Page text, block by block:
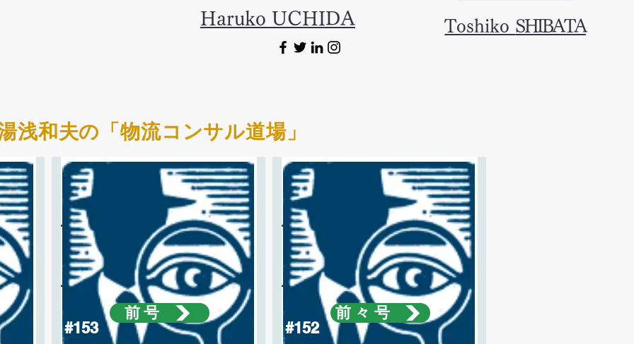
Haruko UCHIDA Toshiko SHIBATA
浅和夫の「物流コンサル道場」
#153
前号
#152
前々号